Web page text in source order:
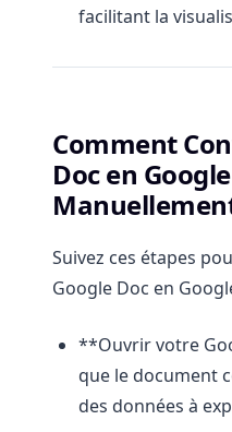
facilitant la
Comment
Doc en
Suivez ces étapes
Google Doc en
**Ouvrir votre
que le document
des données à